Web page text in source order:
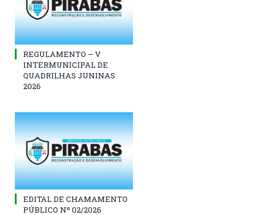
REGULAMENTO – V
INTERMUNICIPAL DE
QUADRILHAS JUNINAS
2026
EDITAL DE CHAMAMENTO
PÚBLICO Nº 02/2026